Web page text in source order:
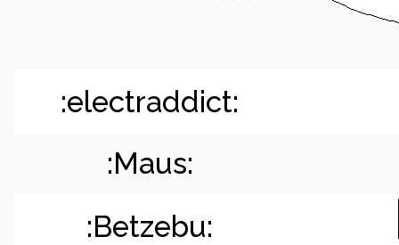
:electraddict:
:Maus:
:Betzebu: